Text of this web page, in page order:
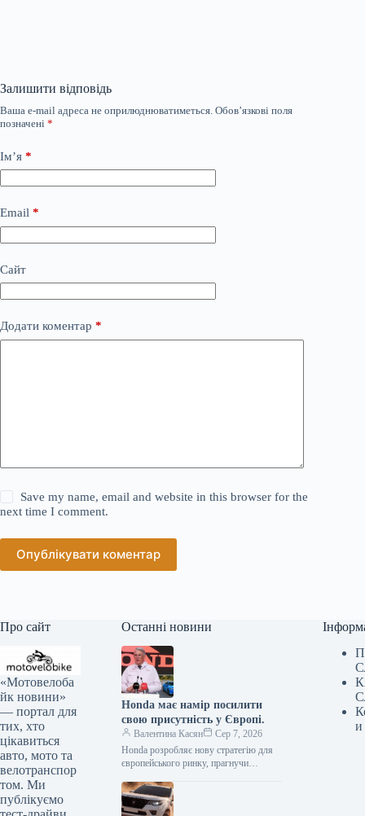
Залишити відповідь
Ваша e-mail адреса не оприлюднюватиметься. Обов’язкові поля
позначені *
Ім’я *
Email *
Сайт
Додати коментар *
Save my name, email and website in this browser for the
next time I comment.
Опублікувати коментар
Про сайт
«Мотовелоба
йк новини»
— портал для
тих, хто
цікавиться
авто, мото та
велотранспор
том. Ми
публікуємо
Останні новини
Honda має намір посилити
свою присутність у Європі.
Валентина Касян
Сер 7, 2026
Honda розробляє нову стратегію для
європейського ринку, прагнучи
спаду обсягів збуту. Протягом
десятиліття компанія відзначила
и